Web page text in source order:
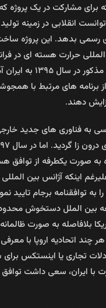
برای مشارکت در یک پروژه
انقلابی در زمینه تولید
رسمی بدهد. این پروژه
حرارت هسته ای در
تیمی از پروژه مذکور در
برنامه های مرتبط با
دهند.
به فناوری های جدید
به صورت یکطرفه از توافق
اینکه آژانس بین المللی
به توافقنامه برجام تایید
بین الملل دستخوش
بلافاصله به صورت
چند اتحادیه اروپا با معرفی
تجاری یا اینستکس برای
با ایران، سعی داشت